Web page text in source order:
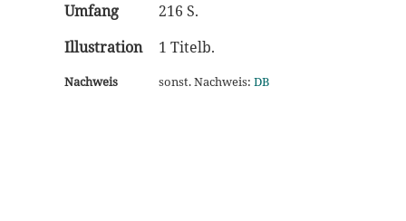
Umfang
216 S.
Illustration
1 Titelb.
Nachweis sonst. Nachweis: DB